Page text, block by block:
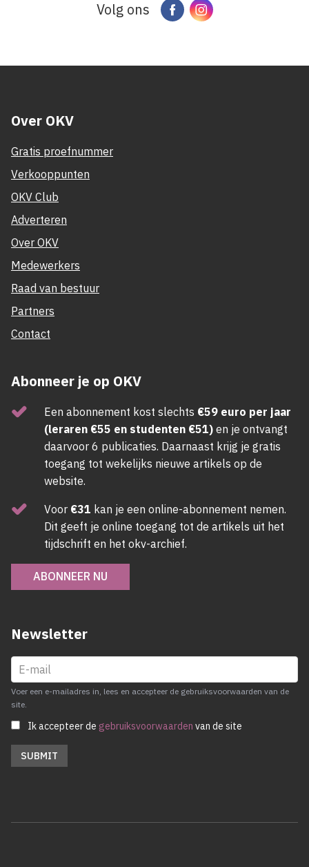
Volg ons FacebookInstagram
Over OKV
Gratis proefnummer
Verkooppunten
OKV Club
Adverteren
Over OKV
Medewerkers
Raad van bestuur
Partners
Contact
Abonneer je op OKV
Een abonnement kost slechts €59 euro per jaar
(leraren €55 en studenten €51) en je ontvangt
daarvoor 6 publicaties. Daarnaast krijg je gratis
toegang tot wekelijks nieuwe artikels op de
website.
Voor €31 kan je een online-abonnement nemen.
Dit geeft je online toegang tot de artikels uit het
tijdschrift en het okv-archief.
ABONNEER NU
Newsletter
Voer een e-mailadres in, lees en accepteer de gebruiksvoorwaarden van de
site.
Ik accepteer de gebruiksvoorwaarden van de site